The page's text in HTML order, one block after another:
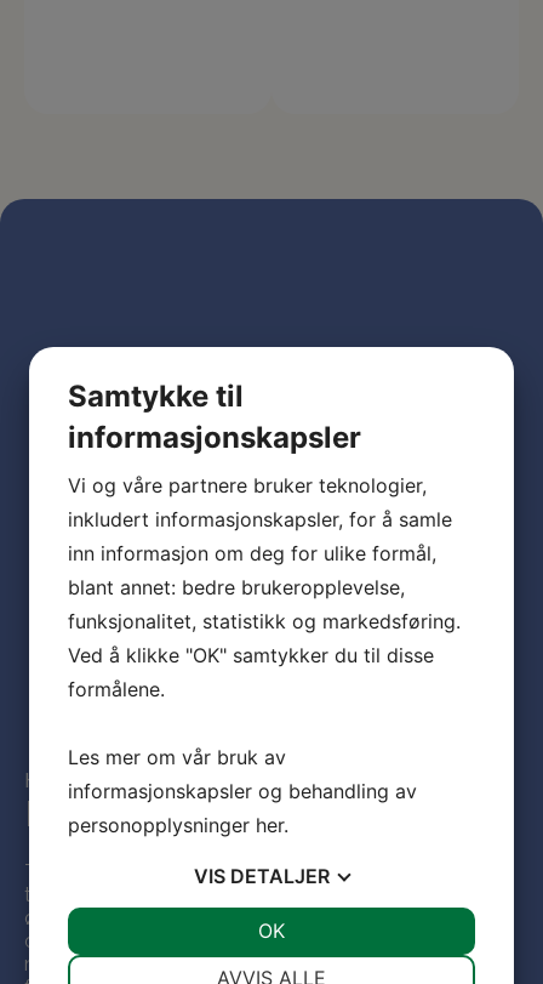
HVIS DU VIL VITE MER...
Kontakt One Wood Furniture
Ta kontakt med One Wood Furniture dersom du
trenger mer informasjon og materiell - eller om du
ønsker personlig kontakt med en av våre konsulenter
og rådgivere, som kan fortelle mye mer om dine
mange muligheter med møbler til institusjonen/skolen
Samtykke til
informasjonskapsler
Vi og våre partnere bruker teknologier,
inkludert informasjonskapsler, for å samle
inn informasjon om deg for ulike formål,
blant annet: bedre brukeropplevelse,
funksjonalitet, statistikk og markedsføring.
Ved å klikke "OK" samtykker du til disse
formålene.
Les mer om vår bruk av
informasjonskapsler og behandling av
personopplysninger her.
VIS DETALJER
AVVIS ALLE
OK